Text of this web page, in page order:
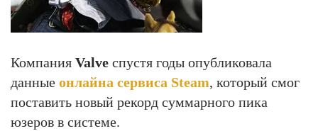
Компания Valve спустя годы опубликовала
данные онлайна сервиса Steam, который смог
поставить новый рекорд суммарного пика
юзеров в системе.